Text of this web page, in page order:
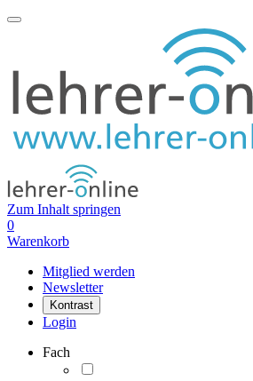
Zum Inhalt springen
0
Warenkorb
Mitglied werden
Newsletter
Kontrast
Login
Fach